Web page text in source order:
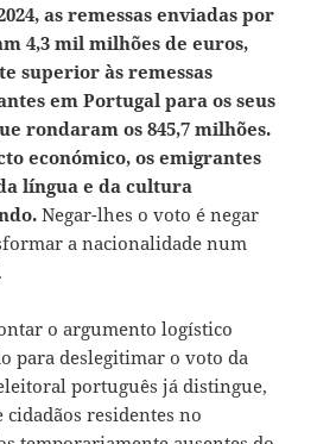
as remessas enviadas por
4,3 mil milhões de euros,
superior às remessas
em Portugal para os seus
rondaram os 845,7 milhões.
económico, os emigrantes
língua e da cultura
Negar-lhes o voto é negar
a nacionalidade num
o argumento logístico
para deslegitimar o voto da
português já distingue,
residentes no